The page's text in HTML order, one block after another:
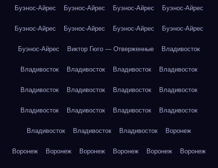
Буэнос-Айрес Буэнос-Айрес Буэнос-Айрес Буэнос-Айрес
Буэнос-Айрес Буэнос-Айрес Буэнос-Айрес Буэнос-Айрес
Буэнос-Айрес Виктор Гюго — Отверженные Владивосток
Владивосток Владивосток Владивосток Владивосток
Владивосток Владивосток Владивосток Владивосток
Владивосток Владивосток Владивосток Владивосток
Владивосток Владивосток Владивосток Воронеж
Воронеж Воронеж Воронеж Воронеж Воронеж Воронеж